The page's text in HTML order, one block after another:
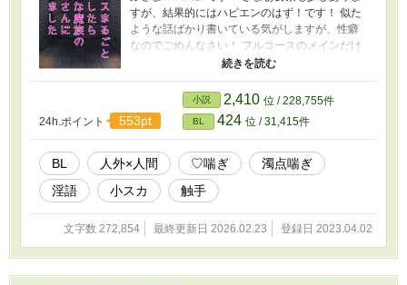
すが、結果的にはハピエンのはず！です！ 似た
ような話ばかり書いている気がしますが、性癖
なのでごめんなさい！ フルコースのメインだけ
を細々と作っている感じです！ 成分表は出てく
も見ないもお任せします！ ☆第一部完結！ ☆第
二部完結！ ☆第三部更新中！ 何でも美味しく食
べられる方向けです〜！ このキャラ/プレイ好き
だなって感想で教えてもらえたらとっても嬉し
いです♡
24h.ポイント 553pt
小説 2,410 位 / 228,755件
BL 424 位 / 31,415件
BL 人外×人間 ♡喘ぎ
濁点喘ぎ
淫語
小スカ 触手
文字数 272,854 最終更新日 2026.02.23 登録日 2023.04.02